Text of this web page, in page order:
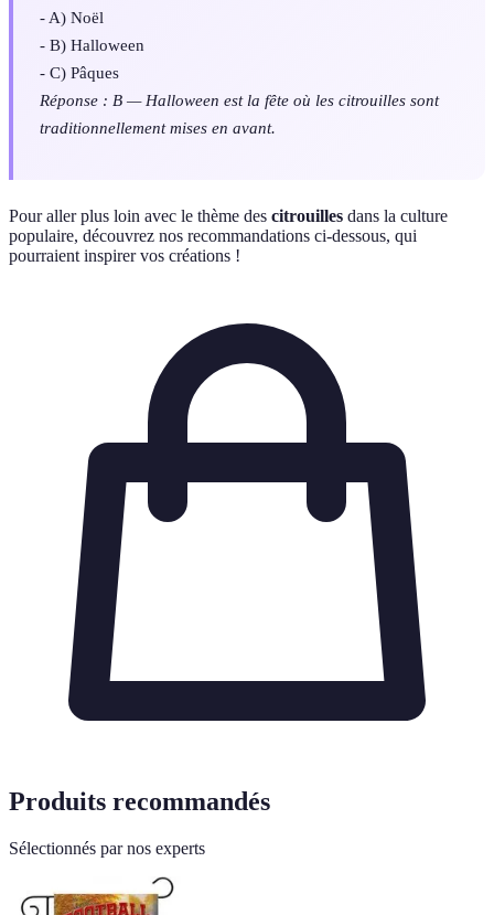
- A) Noël
- B) Halloween
- C) Pâques
Réponse : B — Halloween est la fête où les citrouilles sont
traditionnellement mises en avant.
Pour aller plus loin avec le thème des citrouilles dans la culture
populaire, découvrez nos recommandations ci-dessous, qui
pourraient inspirer vos créations !
Produits recommandés
Sélectionnés par nos experts